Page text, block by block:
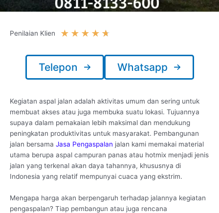
Penilaian Klien ★ ★ ★ ★ ★
Telepon Whatsapp
Kegiatan aspal jalan adalah aktivitas umum dan sering untuk
membuat akses atau juga membuka suatu lokasi. Tujuannya
supaya dalam pemakaian lebih maksimal dan mendukung
peningkatan produktivitas untuk masyarakat. Pembangunan
jalan bersama Jasa Pengaspalan jalan kami memakai material
utama berupa aspal campuran panas atau hotmix menjadi jenis
jalan yang terkenal akan daya tahannya, khususnya di
Indonesia yang relatif mempunyai cuaca yang ekstrim.
Mengapa harga akan berpengaruh terhadap jalannya kegiatan
pengaspalan? Tiap pembangun atau juga rencana